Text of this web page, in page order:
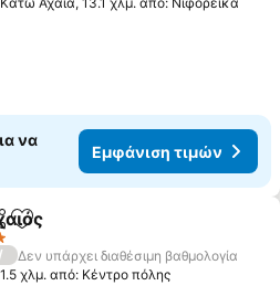
να
Εμφάνιση τιμών
Προσθήκη στα αγαπημένα
/
Δεν υπάρχει διαθέσιμη βαθμολογία
1.5 χλμ. από: Κέντρο πόλης